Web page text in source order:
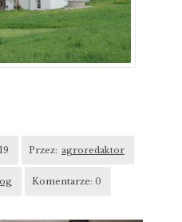
Przez: agroredaktor
Komentarze: 0